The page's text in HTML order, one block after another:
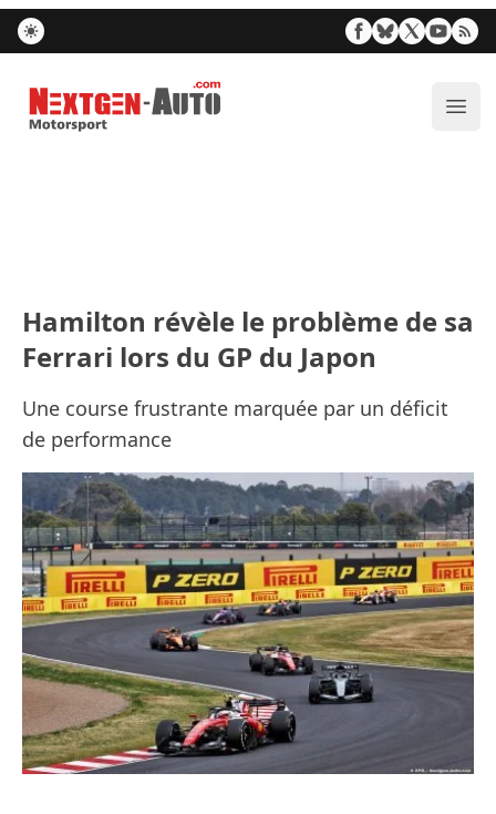
Nextgen-Auto.com
Hamilton révèle le problème de sa
Ferrari lors du GP du Japon
Une course frustrante marquée par un déficit
de performance